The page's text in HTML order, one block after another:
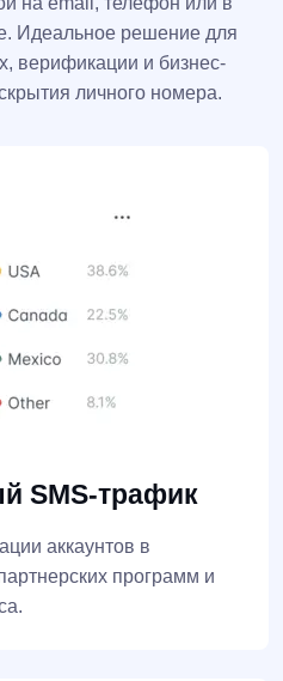
Идеальное решение для
верификации и бизнес-
личного номера.
SMS-трафик
аккаунтов в
программ и